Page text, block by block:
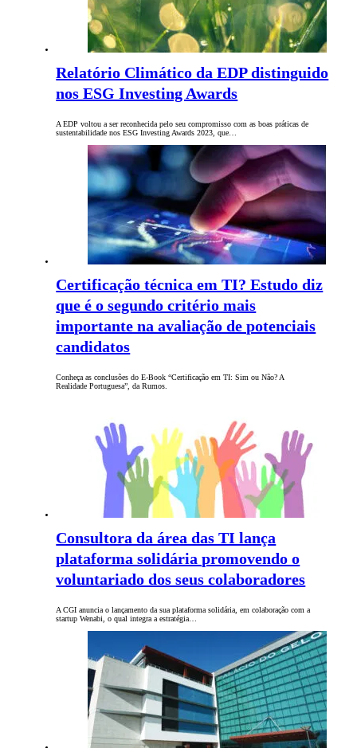
Relatório Climático da EDP distinguido
nos ESG Investing Awards
A EDP voltou a ser reconhecida pelo seu compromisso com as boas práticas de
sustentabilidade nos ESG Investing Awards 2023, que…
Certificação técnica em TI? Estudo diz
que é o segundo critério mais
importante na avaliação de potenciais
candidatos
Conheça as conclusões do E-Book “Certificação em TI: Sim ou Não? A
Realidade Portuguesa”, da Rumos.
Consultora da área das TI lança
plataforma solidária promovendo o
voluntariado dos seus colaboradores
A CGI anuncia o lançamento da sua plataforma solidária, em colaboração com a
startup Wenabi, o qual integra a estratégia…